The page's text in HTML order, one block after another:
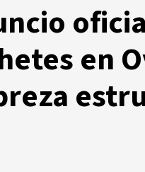
en